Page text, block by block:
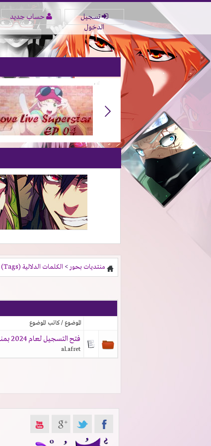
تسجيل
الدخول
حساب جديد
منتديات بحور > الكلمات الدلالية (Tags)
الموضوع / كاتب الموضوع
فتح التسجيل لعام 2024 بمناسبة الإنجاز الجديد
al.afret